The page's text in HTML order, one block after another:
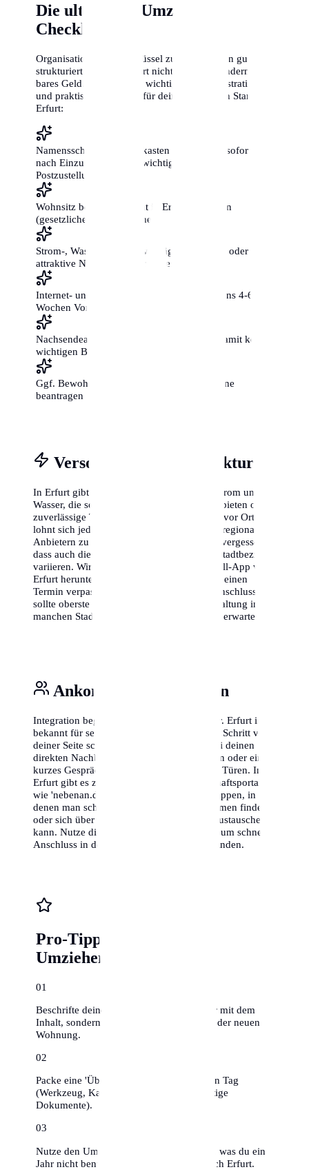
Die ultimative Umzugs-
Checkliste
Organisation ist der Schlüssel zum Erfolg. Ein gut
strukturierter Umzug spart nicht nur Zeit, sondern auch
bares Geld. Hier sind die wichtigsten administrativen
und praktischen Schritte für deinen perfekten Start in
Erfurt:
Namensschilder an Briefkasten und Klingel sofort
nach Einzug anbringen (wichtig für die
Postzustellung!)
Wohnsitz beim Bürgeramt in Erfurt anmelden
(gesetzliche Frist: 2 Wochen)
Strom-, Wasser- und Gasverträge ummelden oder
attraktive Neukunden-Tarife vergleichen
Internet- und Telefonanschluss mit mindestens 4-6
Wochen Vorlauf beantragen
Nachsendeauftrag bei der Post einrichten, damit keine
wichtigen Briefe verloren gehen
Ggf. Bewohnerparkausweis für die neue Zone
beantragen
Versorgung & Infrastruktur
In Erfurt gibt es oft regionale Anbieter für Strom und
Wasser, die sogenannten Stadtwerke. Diese bieten oft
zuverlässige Tarife und einen guten Service vor Ort. Es
lohnt sich jedoch immer, die Preise mit überregionalen
Anbietern zu vergleichen. Viele Neubürger vergessen,
dass auch die Müllabfuhr-Termine je nach Stadtbezirk
variieren. Wir empfehlen, die offizielle Abfall-App von
Erfurt herunterzuladen, damit du nie wieder einen
Termin verpasst. Auch das Thema Internetanschluss
sollte oberste Priorität haben, da die Freischaltung in
manchen Stadtteilen länger dauern kann als erwartet.
Ankommen & Vernetzen
Integration beginnt vor der eigenen Haustür. Erfurt ist
bekannt für seine offene Art, aber ein erster Schritt von
deiner Seite schadet nie. Stelle dich kurz bei deinen
direkten Nachbarn vor – ein kleines Lächeln oder ein
kurzes Gespräch im Treppenhaus öffnet oft Türen. In
Erfurt gibt es zudem zahlreiche Nachbarschaftsportale
wie 'nebenan.de' oder lokale Facebook-Gruppen, in
denen man schnell Hilfe bei kleinen Problemen findet
oder sich über Veranstaltungen im Viertel austauschen
kann. Nutze diese digitalen Möglichkeiten, um schnell
Anschluss in deiner neuen Umgebung zu finden.
Pro-Tipps für stressfreies
Umziehen
01
Beschrifte deine Umzugskartons nicht nur mit dem
Inhalt, sondern auch mit dem Zielraum in der neuen
Wohnung.
02
Packe eine 'Überlebenskiste' für den ersten Tag
(Werkzeug, Kaffee, Toilettenpapier, wichtige
Dokumente).
03
Nutze den Umzug zum Ausmisten – alles, was du ein
Jahr nicht benutzt hast, muss nicht mit nach Erfurt.